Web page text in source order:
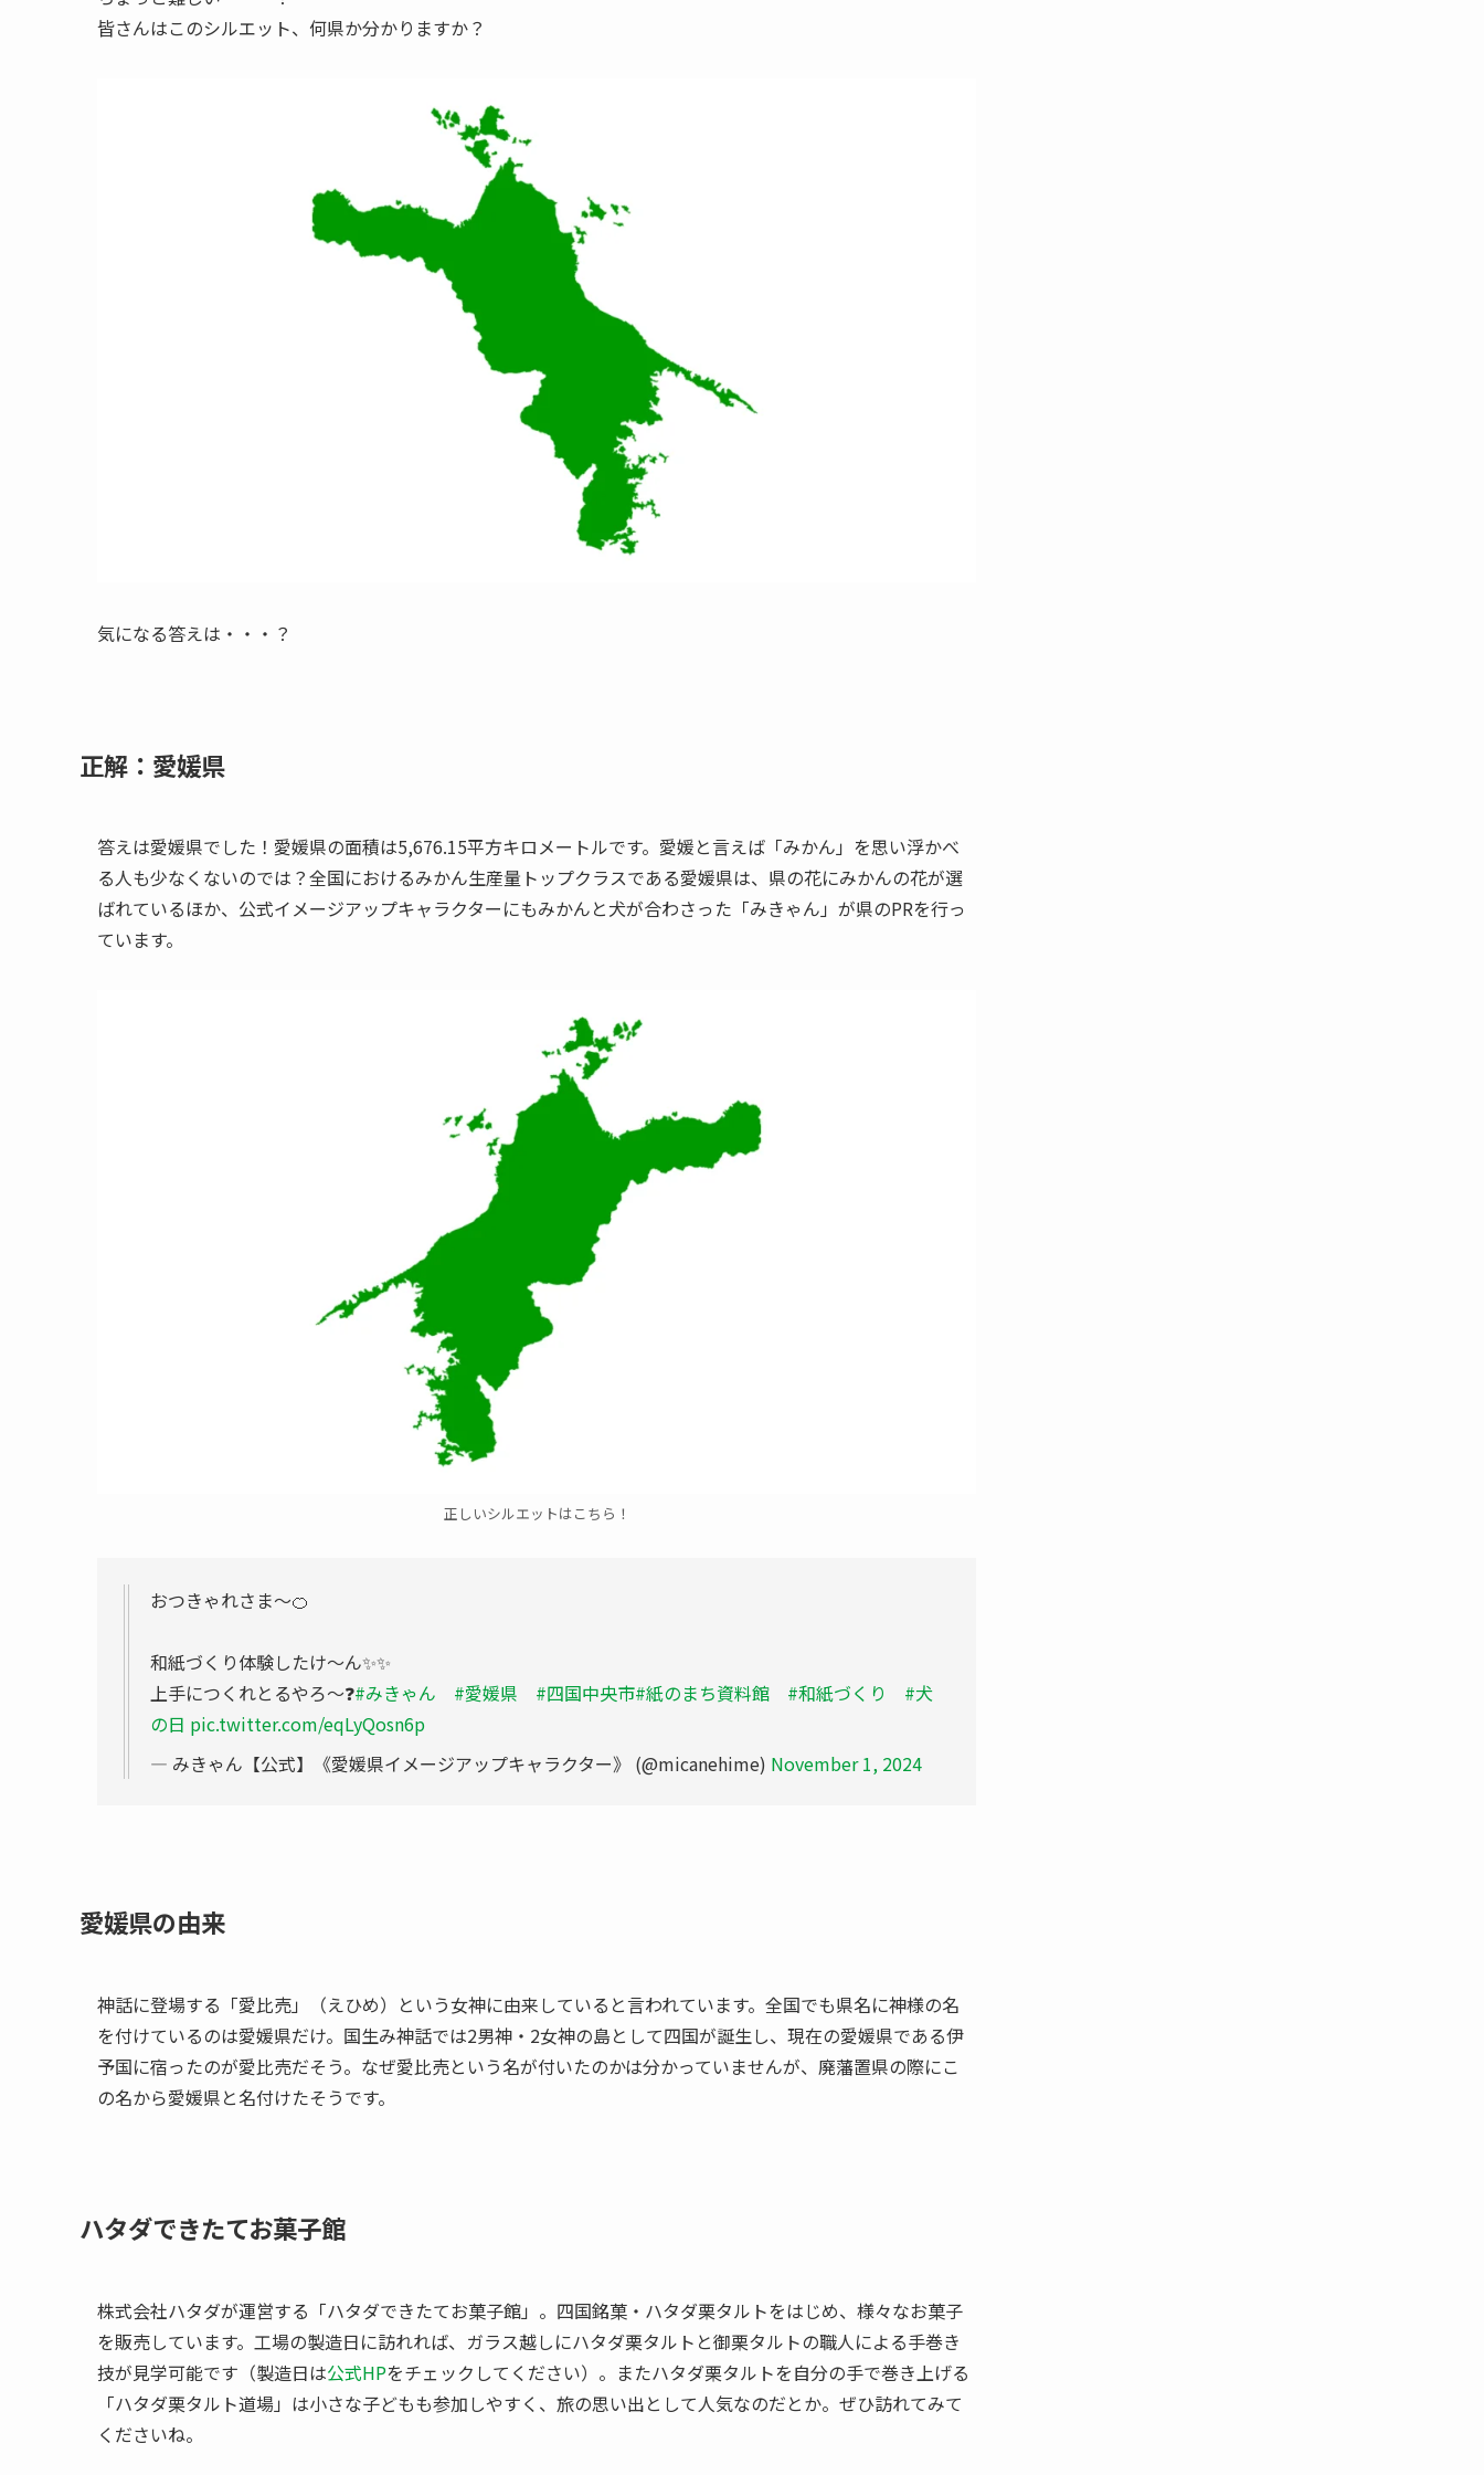
皆さんはこのシルエット、何県か分かりますか？
気になる答えは・・・？
正解：愛媛県
答えは愛媛県でした！愛媛県の面積は5,676.15平方キロメートルです。愛媛と言えば「みかん」を思い浮かべ
る人も少なくないのでは？全国におけるみかん生産量トップクラスである愛媛県は、県の花にみかんの花が選
ばれているほか、公式イメージアップキャラクターにもみかんと犬が合わさった「みきゃん」が県のPRを行っ
ています。
正しいシルエットはこちら！
おつきゃれさま〜🍊
和紙づくり体験したけ〜ん✨✨
上手につくれとるやろ〜❓#みきゃん #愛媛県 #四国中央市#紙のまち資料館 #和紙づくり
#犬
の日 pic.twitter.com/eqLyQosn6p
— みきゃん【公式】《愛媛県イメージアップキャラクター》 (@micanehime) November 1, 2024
愛媛県の由来
神話に登場する「愛比売」（えひめ）という女神に由来していると言われています。全国でも県名に神様の名
を付けているのは愛媛県だけ。国生み神話では2男神・2女神の島として四国が誕生し、現在の愛媛県である伊
予国に宿ったのが愛比売だそう。なぜ愛比売という名が付いたのかは分かっていませんが、廃藩置県の際にこ
の名から愛媛県と名付けたそうです。
ハタダできたてお菓子館
株式会社ハタダが運営する「ハタダできたてお菓子館」。四国銘菓・ハタダ栗タルトをはじめ、様々なお菓子
を販売しています。工場の製造日に訪れれば、ガラス越しにハタダ栗タルトと御栗タルトの職人による手巻き
技が見学可能です（製造日は公式HPをチェックしてください）。またハタダ栗タルトを自分の手で巻き上げる
「ハタダ栗タルト道場」は小さな子どもも参加しやすく、旅の思い出として人気なのだとか。ぜひ訪れてみて
くださいね。